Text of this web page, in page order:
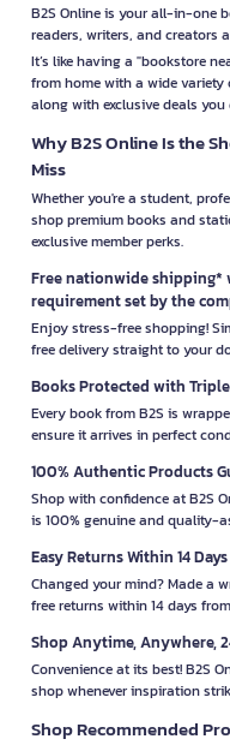
B2S Online is your all-in-one
readers, writers, and creators
It’s like having a "bookstore
from home with a wide
along with exclusive deals you
Why B2S Online Is the
Miss
Whether you're a student,
shop premium books and
exclusive member perks.
Free nationwide shipping*
requirement set by the
Enjoy stress-free shopping!
free delivery straight to your
Books Protected with
Every book from B2S is
ensure it arrives in perfect
100% Authentic Products
Shop with confidence at B2S
is 100% genuine and quality-
Easy Returns Within 14 Days
Changed your mind? Made a
free returns within 14 days
Shop Anytime, Anywhere,
Convenience at its best! B2S
shop whenever inspiration
Shop Recommended